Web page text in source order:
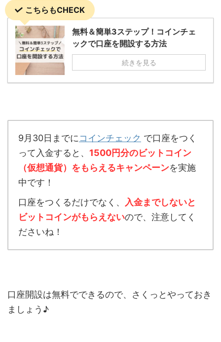
こちらもCHECK
無料＆簡単3ステップ！コインチェ
ックで口座を開設する方法
続きを見る
9月30日までにコインチェック で口座をつく
って入金すると、 1500円分のビットコイン
（仮想通貨）をもらえるキャンペーンを実施
中です！
口座をつくるだけでなく、
入金までしないと
ビットコインがもらえないので、注意してく
ださいね！
口座開設は無料でできるので、さくっとやっておき
ましょう♪